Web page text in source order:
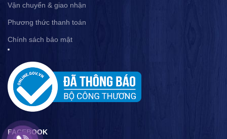
Vận chuyển & giao nhận
Phương thức thanh toán
Chính sách bảo mật
FACEBOOK